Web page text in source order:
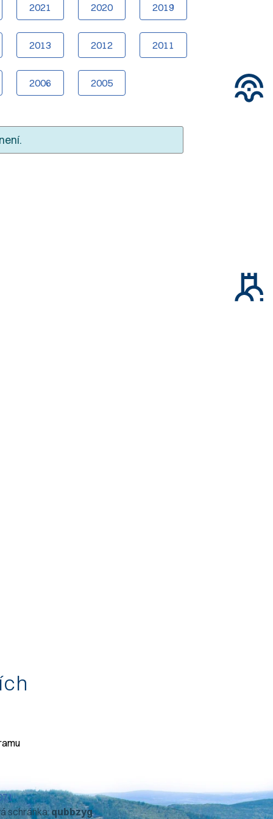
2021 2020 2019
2013 2012 2011
2006 2005
schránka:qubbzyg